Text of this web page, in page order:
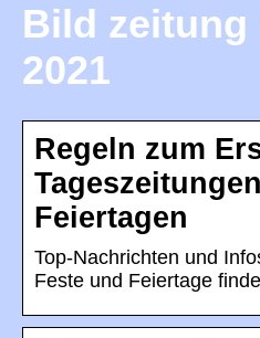
Bild zeitung
2021
Regeln zum
Feiertagen
Top-Nachrichten und
Feste und Feiertage